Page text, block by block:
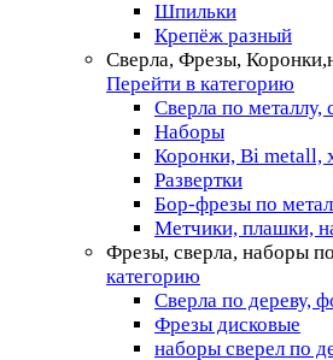
Шпильки
Крепёж разный
Сверла, Фрезы,
Перейти в категорию
Сверла по металлу,
Наборы
Коронки, Bi metall,
Развертки
Бор-фрезы по
Метчики, плашки,
Фрезы, сверла, наборы
категорию
Сверла по дереву,
Фрезы дисковые
наборы сверел по